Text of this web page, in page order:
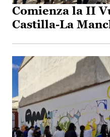
Comienza la II
Castilla-La